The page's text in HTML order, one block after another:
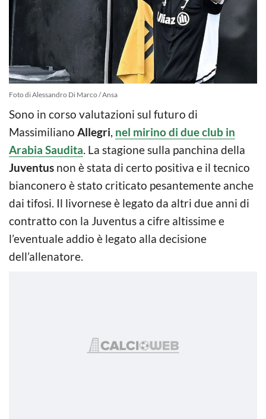
Foto di Alessandro Di Marco / Ansa
Sono in corso valutazioni sul futuro di
Massimiliano Allegri, nel mirino di due club in
Arabia Saudita. La stagione sulla panchina della
Juventus non è stata di certo positiva e il tecnico
bianconero è stato criticato pesantemente anche
dai tifosi. Il livornese è legato da altri due anni di
contratto con la Juventus a cifre altissime e
l’eventuale addio è legato alla decisione
dell’allenatore.